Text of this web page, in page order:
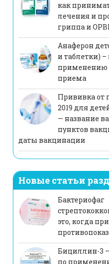
как
лечения и
гриппа и
Анаферон
и таблетки)
применению
приема
Прививка от
2019 для
— название
пунктов
даты вакцинации
Новые статьи
Бактериофаг
это, когда
Бициллин-3
по